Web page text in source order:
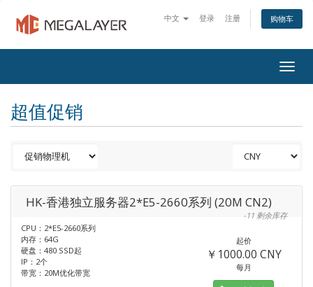
中文 登录 注册 购物车
超值促销
HK-香港独立服务器2*E5-2660系列 (20M CN2)
-11 剩余库存
CPU：2*E5-2660系列
内存：64G
硬盘：480 SSD起
IP：2个
带宽：20M优化带宽
起价
￥1000.00 CNY
每月